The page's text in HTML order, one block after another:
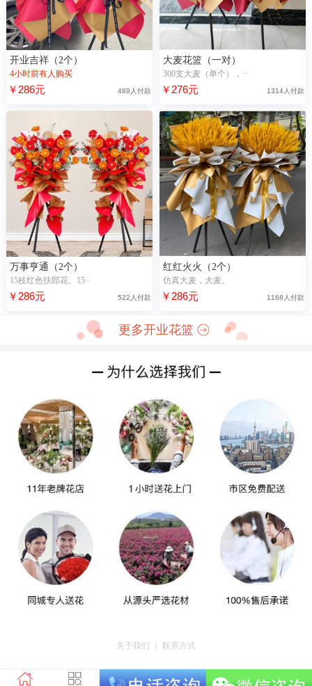
开业吉祥（2个）
4小时前有人购买
￥286元 489人付款
大麦花篮（一对）
300支大麦（单个），··
￥276元 1314人付款
万事亨通（2个）
15枝红色扶郎花、15··
￥286元 522人付款
红红火火（2个）
仿真大麦，大麦。
￥286元 1168人付款
更多开业花篮
关于我们 联系方式
版权所有：荣昌区昌州街道爱神鲜花店 地址：重庆市荣昌区昌州街道迎宾大道
南段3号35幢4-20 电话：tel023-46761716